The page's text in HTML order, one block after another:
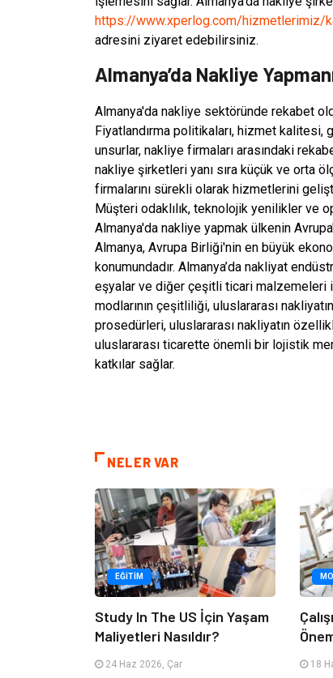
https://www.xperlog.com/hizmetlerimiz/
adresini ziyaret edebilirsiniz.
Almanya’da Nakliye
Almanya'da nakliye sektöründe rekabet
Fiyatlandırma politikaları, hizmet
unsurlar, nakliye firmaları arasındaki
nakliye şirketleri yanı sıra küçük ve orta
firmalarını sürekli olarak hizmetlerini
Müşteri odaklılık, teknolojik yenilikler ve
Almanya'da nakliye yapmak ülkenin
Almanya, Avrupa Birliği'nin en büyük
konumundadır. Almanya’da nakliyat
eşyalar ve diğer çeşitli ticari malzemeleri
modlarının çeşitliliği, uluslararası
prosedürleri, uluslararası nakliyatın
uluslararası ticarette önemli bir lojistik
katkılar sağlar.
NELER VAR
EĞITIM
Study In The US İçin Yaşam
Maliyetleri Nasıldır?
24 Haz 2026, Çar 18